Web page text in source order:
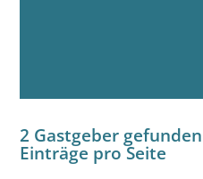
2 Gastgeber
Einträge pro Seite